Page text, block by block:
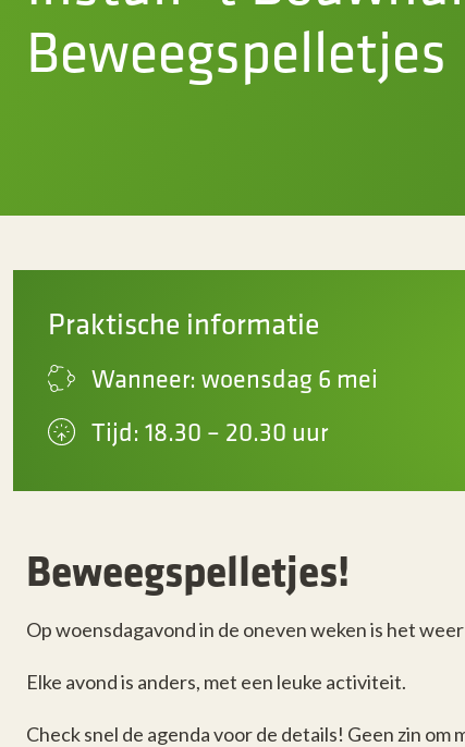
Beweegspelletjes
Praktische informatie
Wanneer: woensdag 6 mei
Tijd: 18.30 – 20.30 uur
Beweegspelletjes!
Op woensdagavond in de oneven weken is het
Elke avond is anders, met een leuke activiteit.
Check snel de agenda voor de details! Geen zin